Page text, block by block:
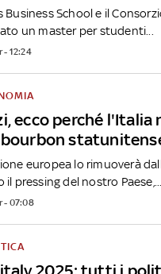
Business School e il
un master per studenti...
- 12:24
ecco perché
europea lo rimuoverà
il pressing del nostro Paese,...
- 07:08